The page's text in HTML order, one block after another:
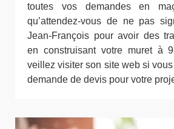
toutes vos demandes en
qu’attendez-vous de ne pas
Jean-François pour avoir des
en construisant votre muret à
veillez visiter son site web si
demande de devis pour votre